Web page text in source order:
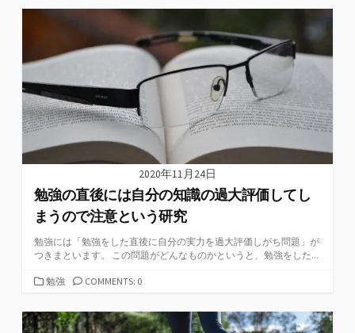
ゴ
2020年11月24日
勉強の直後には自分の知識の過大評価してし
まうので注意という研究
勉強には「勉強をした直後に自分の実力を過大評価しがち問題」が
つきまといます。 この問題がどんなものかというと、勉強をした...
カ
ゴ
リ
勉強 COMMENTS: 0